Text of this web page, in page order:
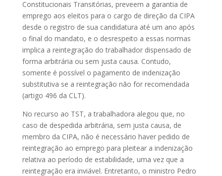
Constitucionais Transitórias, preveem a garantia de
emprego aos eleitos para o cargo de direção da CIPA
desde o registro de sua candidatura até um ano após
o final do mandato, e o desrespeito a essas normas
implica a reintegração do trabalhador dispensado de
forma arbitrária ou sem justa causa. Contudo,
somente é possível o pagamento de indenização
substitutiva se a reintegração não for recomendada
(artigo 496 da CLT).
No recurso ao TST, a trabalhadora alegou que, no
caso de despedida arbitrária, sem justa causa, de
membro da CIPA, não é necessário haver pedido de
reintegração ao emprego para pleitear a indenização
relativa ao período de estabilidade, uma vez que a
reintegração era inviável. Entretanto, o ministro Pedro